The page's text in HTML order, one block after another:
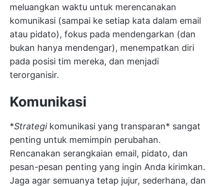
meluangkan waktu untuk merencanakan
komunikasi (sampai ke setiap kata dalam email
atau pidato), fokus pada mendengarkan (dan
bukan hanya mendengar), menempatkan diri
pada posisi tim mereka, dan menjadi
terorganisir.
Komunikasi
*Strategi komunikasi yang transparan* sangat
penting untuk memimpin perubahan.
Rencanakan serangkaian email, pidato, dan
pesan-pesan penting yang ingin Anda kirimkan.
Jaga agar semuanya tetap jujur, sederhana, dan